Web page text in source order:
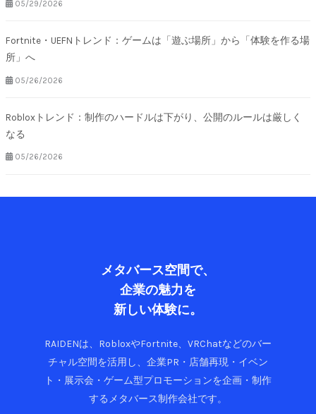
05/29/2026
Fortnite・UEFNトレンド：ゲームは「遊ぶ場所」から「体験を作る場
所」へ
05/26/2026
Robloxトレンド：制作のハードルは下がり、公開のルールは厳しく
なる
05/26/2026
メタバース空間で、
企業の魅力を
新しい体験に。
RAIDENは、RobloxやFortnite、VRChatなどのバー
チャル空間を活用し、企業PR・店舗再現・イベン
ト・展示会・ゲーム型プロモーションを企画・制作
するメタバース制作会社です。